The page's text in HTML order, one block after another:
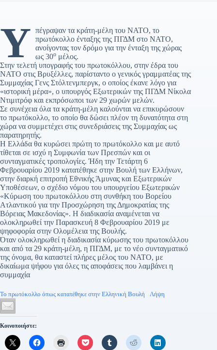
Υ πέγραψαν τα κράτη-μέλη του ΝΑΤΟ, το
πρωτόκολλο ένταξης της ΠΓΔΜ στο ΝΑΤΟ,
ανοίγοντας τον δρόμο για την ένταξη της χώρας
ως 30ομέλος.
Στην τελετή υπογραφής του πρωτοκόλλου, στην έδρα του
ΝΑΤΟ στις Βρυξέλλες, παρίσταντο ο γενικός γραμματέας της
Συμμαχίας Γενς Στόλτενμπεργκ, ο οποίος έκανε λόγο για
«ιστορική μέρα», ο υπουργός Εξωτερικών της ΠΓΔΜ Νίκολα
Ντιμιτρόφ και εκπρόσωποι των 29 χωρών μελών.
Σε συνέχεια όλα τα κράτη-μέλη καλούνται να επικυρώσουν
το πρωτόκολλο, το οποίο θα δώσει πλέον τη δυνατότητα στη
χώρα να συμμετέχει στις συνεδριάσεις της Συμμαχίας ως
παρατηρητής.
Η Ελλάδα θα κυρώσει πρώτη το πρωτόκολλο και με αυτό
τίθεται σε ισχύ η Συμφωνία των Πρεσπών και οι
συνταγματικές τροπολογίες. Ήδη την Τετάρτη 6
Φεβρουαρίου 2019 κατατέθηκε στην Βουλή των Ελλήνων,
στην διαρκή επιτροπή Εθνικής Άμυνας και Εξωτερικών
Υποθέσεων, ο σχέδιο νόμου του υπουργείου Εξωτερικών
«Κύρωση του πρωτοκόλλου στη συνθήκη του Βορείου
Ατλαντικού για την Προσχώρηση της Δημοκρατίας της
Βόρειας Μακεδονίας». Η διαδικασία αναμένεται να
ολοκληρωθεί την Παρασκευή 8 Φεβρουαρίου 2019 με
ψηφοφορία στην Ολομέλεια της Βουλής.
Όταν ολοκληρωθεί η διαδικασία κύρωσης του πρωτοκόλλου
και από τα 29 κράτη-μέλη, η ΠΓΔΜ, με το νέο συνταγματικό
της όνομα, θα καταστεί πλήρες μέλος του ΝΑΤΟ, με
δικαίωμα ψήφου για όλες τις αποφάσεις που λαμβάνει η
συμμαχία
Το πρωτόκολλο όπως κατατέθηκε στην Ελληνική Βουλή Λήψη
Κοινοποιήστε: